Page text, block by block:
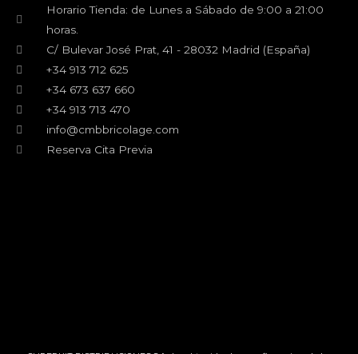
a
Horario Tienda: de Lunes a Sábado de 9:00 a 21:00
horas.
C/ Bulevar José Prat, 41 - 28032 Madrid (España)
+34 913 712 625
+34 673 637 660
+34 913 713 470
info@cmbbricolage.com
Reserva Cita Previa